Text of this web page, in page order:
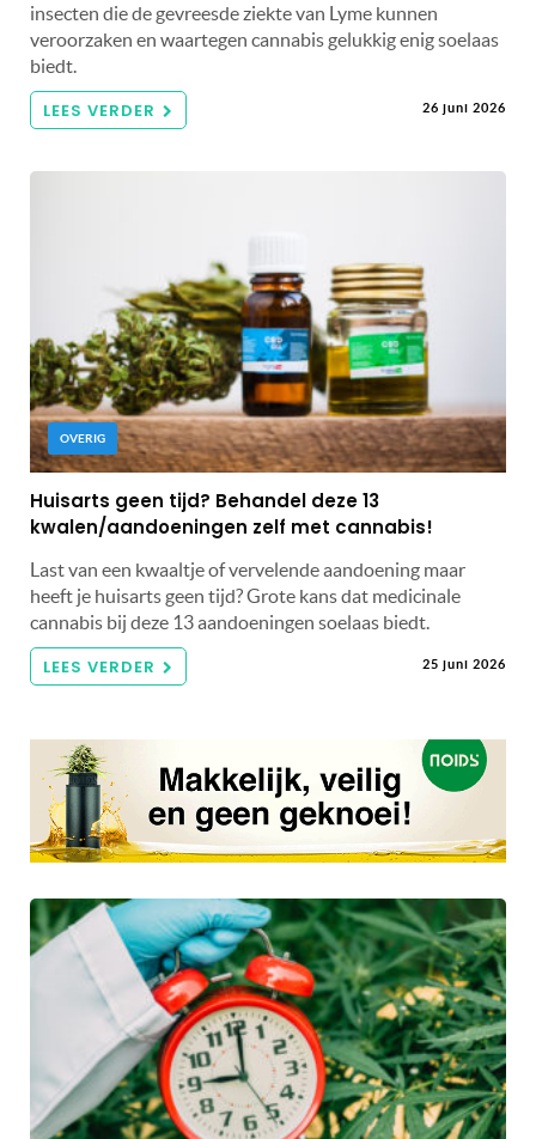
insecten die de gevreesde ziekte van Lyme kunnen
veroorzaken en waartegen cannabis gelukkig enig soelaas
biedt.
LEES VERDER 26 juni 2026
OVERIG
Huisarts geen tijd? Behandel deze 13
kwalen/aandoeningen zelf met cannabis!
Last van een kwaaltje of vervelende aandoening maar
heeft je huisarts geen tijd? Grote kans dat medicinale
cannabis bij deze 13 aandoeningen soelaas biedt.
LEES VERDER 25 juni 2026